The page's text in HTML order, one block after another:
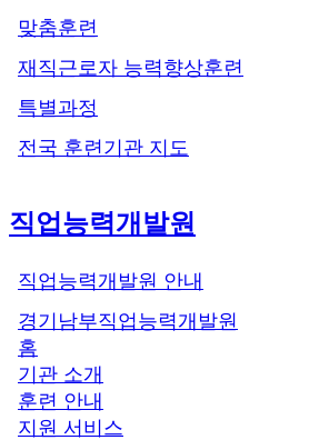
맞춤훈련
재직근로자 능력향상훈련
특별과정
전국 훈련기관 지도
직업능력개발원
직업능력개발원 안내
경기남부직업능력개발원
홈
기관 소개
훈련 안내
지원 서비스